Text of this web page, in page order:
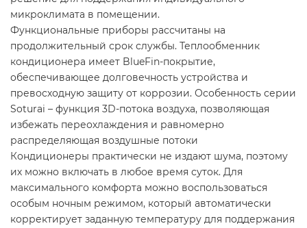
микроклимата в помещении.
Функциональные приборы рассчитаны на
продолжительный срок службы. Теплообменник
кондиционера имеет BlueFin-покрытие,
обеспечивающее долговечность устройства и
превосходную защиту от коррозии. Особенность серии
Soturai – функция 3D-потока воздуха, позволяющая
избежать переохлаждения и равномерно
распределяющая воздушные потоки
Кондиционеры практически не издают шума, поэтому
их можно включать в любое время суток. Для
максимального комфорта можно воспользоваться
особым ночным режимом, который автоматически
корректирует заданную температуру для поддержания